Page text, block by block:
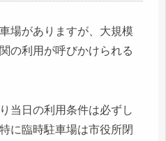
場がありますが、大規模
の利用が呼びかけられる
当日の利用条件は必ずし
に臨時駐車場は市役所閉